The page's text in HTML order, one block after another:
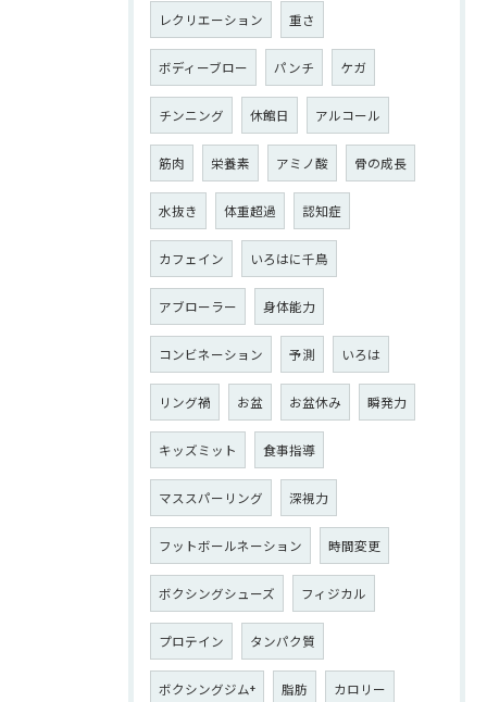
レクリエーション 重さ
ボディーブロー パンチ ケガ
チンニング 休館日 アルコール
筋肉 栄養素 アミノ酸 骨の成長
水抜き 体重超過 認知症
カフェイン いろはに千鳥
アブローラー 身体能力
コンビネーション 予測 いろは
リング禍 お盆 お盆休み 瞬発力
キッズミット 食事指導
マススパーリング 深視力
フットボールネーション 時間変更
ボクシングシューズ フィジカル
プロテイン タンパク質
ボクシングジム+ 脂肪 カロリー